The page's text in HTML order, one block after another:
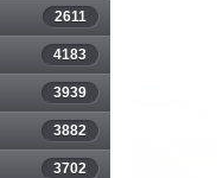
2611
4183
3939
3882
3702